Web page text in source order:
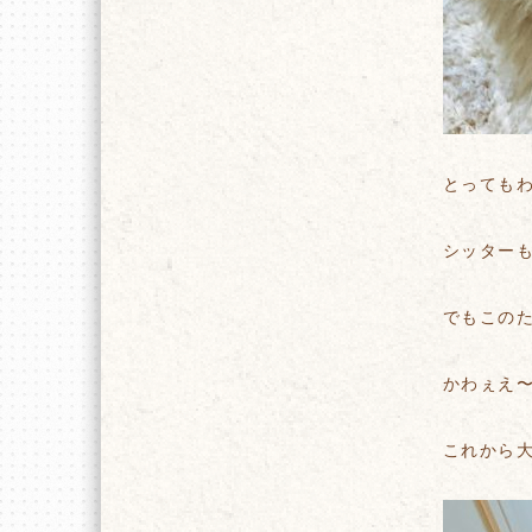
とっても
シッター
でもこの
かわぇえ
これから